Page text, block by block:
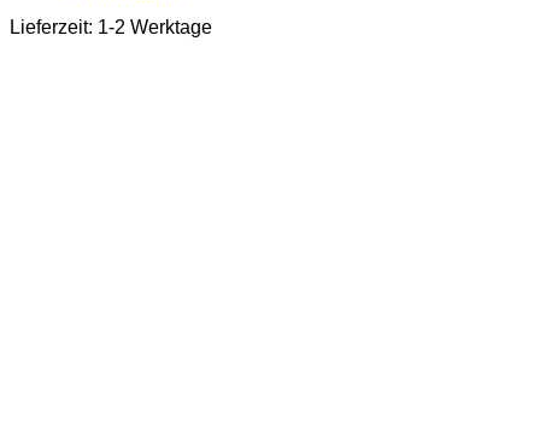
Lieferzeit: 1-2 Werktage